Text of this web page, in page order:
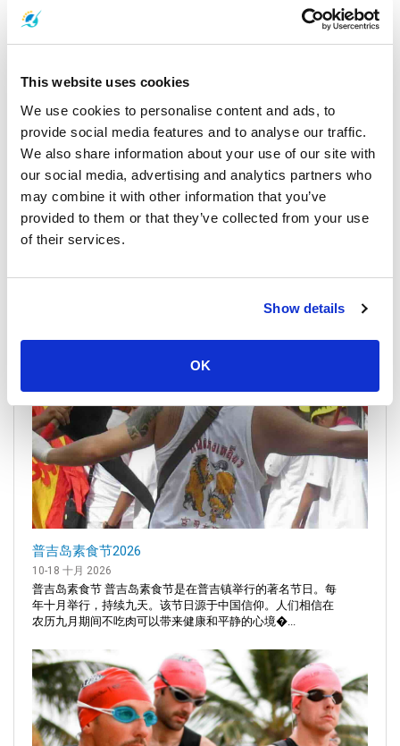
This website uses cookies
We use cookies to personalise content and ads, to
provide social media features and to analyse our traffic.
We also share information about your use of our site with
our social media, advertising and analytics partners who
may combine it with other information that you’ve
provided to them or that they’ve collected from your use
of their services.
Show details
OK
普吉岛波托节2026
19 八月 2026 - 6 九月 2026
普吉盂兰节（饿鬼节） 盂兰节，又称“饿鬼节”，是华人重要
的功德节日。人们在祭坛上向祖先供奉特别的食物、鲜花和
在这个月从地狱放出来�...
普吉岛素食节2026
10-18 十月 2026
普吉岛素食节 普吉岛素食节是在普吉镇举行的著名节日。每
年十月举行，持续九天。该节日源于中国信仰。人们相信在
农历九月期间不吃肉可以带来健康和平静的心境�...